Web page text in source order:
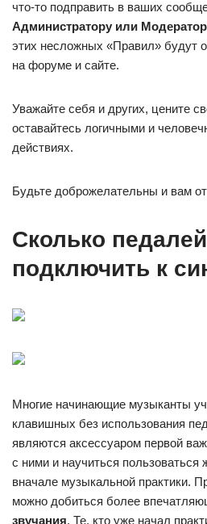
что-то подправить в ваших
Администратору или
этих несложных «Правил» будут
на форуме и сайте.
Уважайте себя и других, цените
оставайтесь логичными и
действиях.
Будьте доброжелательны и вам
Сколько
подключить к
Многие начинающие музыканты
клавишных без использования
являются аксессуаром первой
с ними и научиться пользоваться
вначале музыкальной практики.
можно добиться более
звучания. Те, кто уже начал